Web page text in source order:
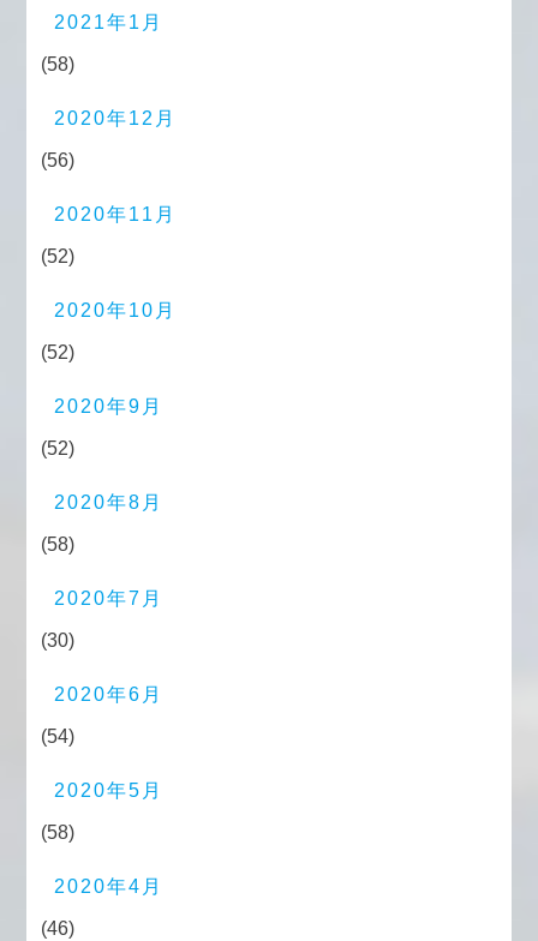
2021年1月
(58)
2020年12月
(56)
2020年11月
(52)
2020年10月
(52)
2020年9月
(52)
2020年8月
(58)
2020年7月
(30)
2020年6月
(54)
2020年5月
(58)
2020年4月
(46)